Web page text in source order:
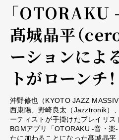
「OTORAKU -
髙城晶平（
ーションによ
トがローンチ！
沖野修也（KYOTO JAZZ
西康陽、野崎良太（Jazztronik）
ーティストが手掛けたプレイリ
BGMアプリ「OTORAKU -音・
たに加わることになった髙城晶平